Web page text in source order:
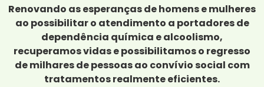
Renovando as esperanças de homens e mulheres
ao possibilitar o atendimento a portadores de
dependência química e alcoolismo,
recuperamos vidas e possibilitamos o regresso
de milhares de pessoas ao convívio social com
tratamentos realmente eficientes.